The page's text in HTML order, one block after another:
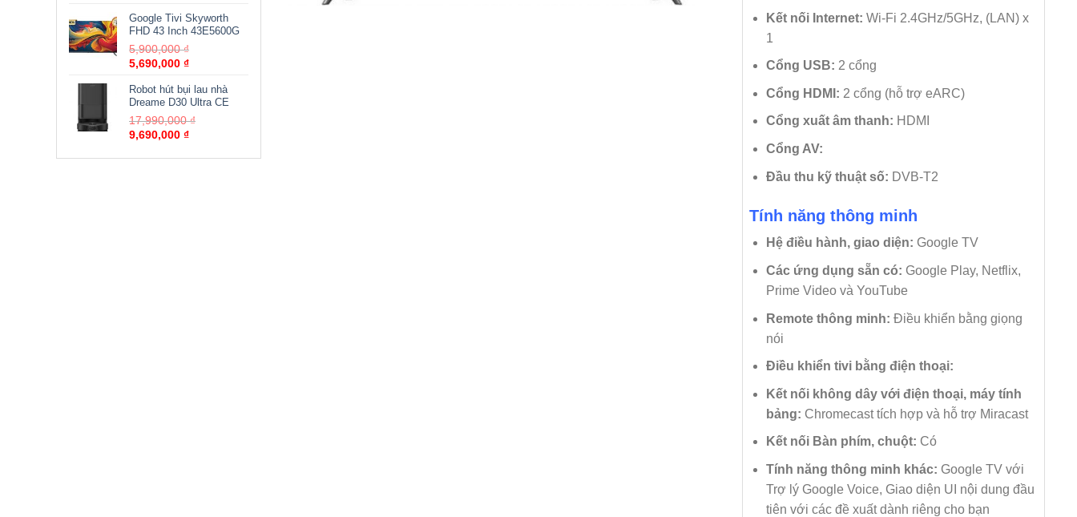
Google Tivi Skyworth
FHD 43 Inch 43E5600G
5,900,000₫
5,690,000 ₫
Robot hút bụi lau nhà
Dreame D30 Ultra CE
17,990,000₫
9,690,000 ₫
Kết nối Internet: Wi-Fi 2.4GHz/5GHz, (LAN) x
1
Cổng USB: 2 cổng
Cổng HDMI: 2 cổng (hỗ trợ eARC)
Cổng xuất âm thanh: HDMI
Cổng AV:
Đầu thu kỹ thuật số: DVB-T2
Tính năng thông minh
Hệ điều hành, giao diện: Google TV
Các ứng dụng sẵn có: Google Play, Netflix,
Prime Video và YouTube
Remote thông minh: Điều khiển bằng giọng
nói
Điều khiển tivi bằng điện thoại:
Kết nối không dây với điện thoại, máy tính
bảng: Chromecast tích hợp và hỗ trợ Miracast
Kết nối Bàn phím, chuột: Có
Tính năng thông minh khác: Google TV với
Trợ lý Google Voice, Giao diện UI nội dung đầu
tiên với các đề xuất dành riêng cho bạn